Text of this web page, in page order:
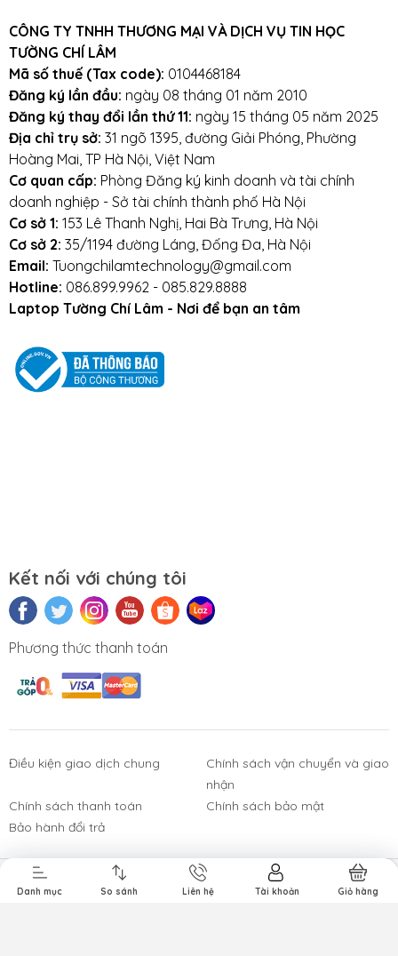
Nghe
Thiết Bị Điện
Laptop - PC
Danh mục So sánh Giỏ hàng
Gọi ngay
CÔNG TY TNHH THƯƠNG MẠI VÀ DỊCH VỤ TIN HỌC
TƯỜNG CHÍ LÂM
Mã số thuế (Tax code): 0104468184
Đăng ký lần đầu: ngày 08 tháng 01 năm 2010
Đăng ký thay đổi lần thứ 11: ngày 15 tháng 05 năm 2025
Địa chỉ trụ sở: 31 ngõ 1395, đường Giải Phóng, Phường
Hoàng Mai, TP Hà Nội, Việt Nam
Cơ quan cấp: Phòng Đăng ký kinh doanh và tài chính
doanh nghiệp - Sở tài chính thành phố Hà Nội
Cơ sở 1: 153 Lê Thanh Nghị, Hai Bà Trưng, Hà Nội
Cơ sở 2: 35/1194 đường Láng, Đống Đa, Hà Nội
Email: Tuongchilamtechnology@gmail.com
Hotline: 086.899.9962 - 085.829.8888
Laptop Tường Chí Lâm - Nơi để bạn an tâm
Kết nối với chúng tôi
Phương thức thanh toán
Điều kiện giao dịch chung
Chính sách vận chuyển và giao
nhận
Chính sách thanh toán
Chính sách bảo mật
Bảo hành đổi trả
Bản quyền thuộc về Công ty TNHH Tường Chí Lâm.
Danh mục So sánh Liên hệ Tài khoản Giỏ hàng